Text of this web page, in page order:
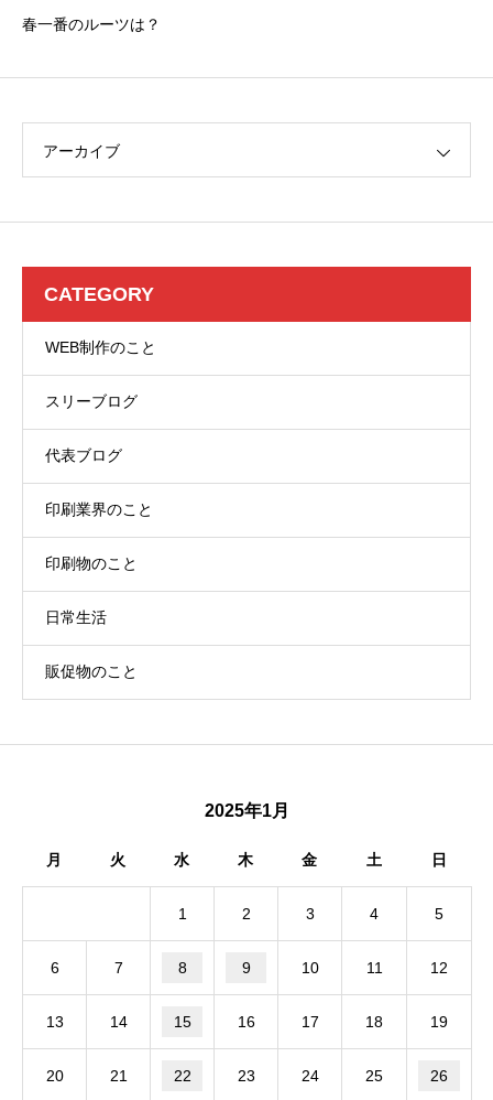
春一番のルーツは？
アーカイブ
CATEGORY
WEB制作のこと
スリーブログ
代表ブログ
印刷業界のこと
印刷物のこと
日常生活
販促物のこと
2025年1月
月 火 水 木 金 土 日
1 2 3 4 5
6 7 8 9 10 11 12
13 14 15 16 17 18 19
20 21 22 23 24 25 26